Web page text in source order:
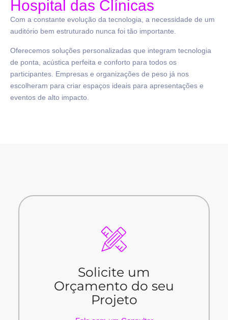
Hospital das Clínicas
Com a constante evolução da tecnologia, a necessidade de um
auditório bem estruturado nunca foi tão importante.
Oferecemos soluções personalizadas que integram tecnologia
de ponta, acústica perfeita e conforto para todos os
participantes. Empresas e organizações de peso já nos
escolheram para criar espaços ideais para apresentações e
eventos de alto impacto.
Solicite um
Orçamento do seu
Projeto
Solicite um
Orçamento do seu
Projeto
Fale com um Consultor